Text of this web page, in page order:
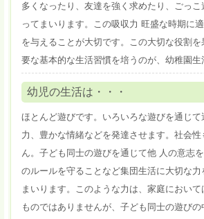
多くなったり、友達を強く求めたり、ごっ
ってまいります。この吸収力 旺盛な時期に
を与えることが大切です。この大切な役割
要な基本的な生活習慣を培うのが、幼稚園生
幼児の生活は・・・
ほとんど遊びです。いろいろな遊びを通じ
力、豊かな情緒などを発達させます。社会
ん。子ども同士の遊びを通じて他 人の意志
のルールを守ることなど集団生活に大切な
まいります。このような力は、家庭において
ものではありませんが、子ども同士の遊び